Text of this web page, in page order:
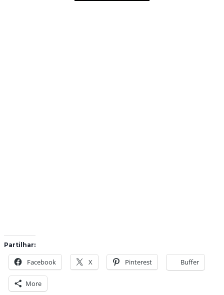
Partilhar:
Facebook X Pinterest Buffer
More